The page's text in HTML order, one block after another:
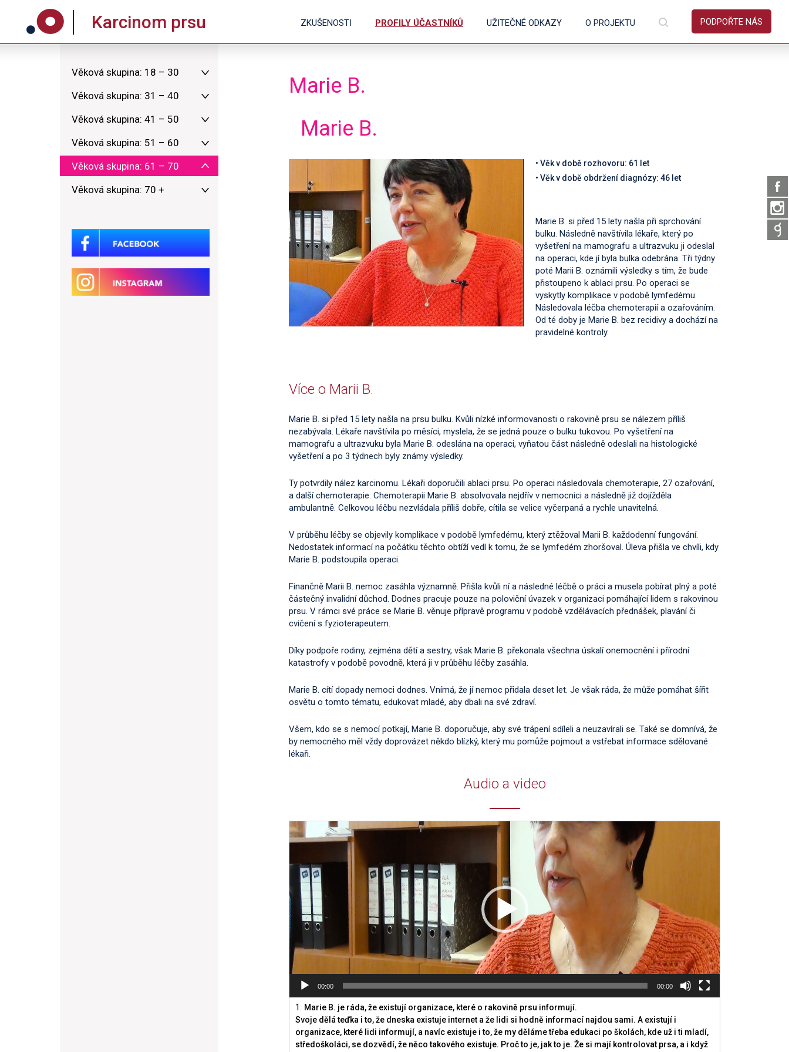
Karcinom prsu PODPOŘTE NÁS
ZKUŠENOSTI PROFILY ÚČASTNÍKŮ UŽITEČNÉ ODKAZY O PROJEKTU
Věková skupina: 18 – 30
Věková skupina: 31 – 40
Věková skupina: 41 – 50
Věková skupina: 51 – 60
Věková skupina: 61 – 70
Věková skupina: 70 +
Marie B.
Marie B.
• Věk v době rozhovoru: 61 let
• Věk v době obdržení diagnózy: 46 let
Marie B. si před 15 lety našla při sprchování
bulku. Následně navštívila lékaře, který po
vyšetření na mamografu a ultrazvuku ji odeslal
na operaci, kde jí byla bulka odebrána. Tři týdny
poté Marii B. oznámili výsledky s tím, že bude
přistoupeno k ablaci prsu. Po operaci se
vyskytly komplikace v podobě lymfedému.
Následovala léčba chemoterapií a ozařováním.
Od té doby je Marie B. bez recidivy a dochází na
pravidelné kontroly.
Více o Marii B.
Marie B. si před 15 lety našla na prsu bulku. Kvůli nízké informovanosti o rakovině prsu se nálezem příliš
nezabývala. Lékaře navštívila po měsíci, myslela, že se jedná pouze o bulku tukovou. Po vyšetření na
mamografu a ultrazvuku byla Marie B. odeslána na operaci, vyňatou část následně odeslali na histologické
vyšetření a po 3 týdnech byly známy výsledky.
Ty potvrdily nález karcinomu. Lékaři doporučili ablaci prsu. Po operaci následovala chemoterapie, 27 ozařování,
a další chemoterapie. Chemoterapii Marie B. absolvovala nejdřív v nemocnici a následně již dojížděla
ambulantně. Celkovou léčbu nezvládala příliš dobře, cítila se velice vyčerpaná a rychle unavitelná.
V průběhu léčby se objevily komplikace v podobě lymfedému, který ztěžoval Marii B. každodenní fungování.
Nedostatek informací na počátku těchto obtíží vedl k tomu, že se lymfedém zhoršoval. Úleva přišla ve chvíli, kdy
Marie B. podstoupila operaci.
Finančně Marii B. nemoc zasáhla významně. Přišla kvůli ní a následné léčbě o práci a musela pobírat plný a poté
částečný invalidní důchod. Dodnes pracuje pouze na poloviční úvazek v organizaci pomáhající lidem s rakovinou
prsu. V rámci své práce se Marie B. věnuje přípravě programu v podobě vzdělávacích přednášek, plavání či
cvičení s fyzioterapeutem.
Díky podpoře rodiny, zejména dětí a sestry, však Marie B. překonala všechna úskalí onemocnění i přírodní
katastrofy v podobě povodně, která ji v průběhu léčby zasáhla.
Marie B. cítí dopady nemoci dodnes. Vnímá, že jí nemoc přidala deset let. Je však ráda, že může pomáhat šířit
osvětu o tomto tématu, edukovat mladé, aby dbali na své zdraví.
Všem, kdo se s nemocí potkají, Marie B. doporučuje, aby své trápení sdíleli a neuzavírali se. Také se domnívá, že
by nemocného měl vždy doprovázet někdo blízký, který mu pomůže pojmout a vstřebat informace sdělované
lékaři.
Audio a video
Video
přehrávač
00:00 00:00
1. Marie B. je ráda, že existují organizace, které o rakovině prsu informují.
Svoje dělá teďka i to, že dneska existuje internet a že lidi si hodně informací najdou sami. A existují i
organizace, které lidi informují, a navíc existuje i to, že my děláme třeba edukaci po školách, kde už i ti mladí,
středoškoláci, se dozvědí, že něco takového existuje. Proč to je, jak to je. Že si mají kontrolovat prsa, a i když